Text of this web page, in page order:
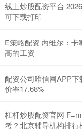
线上炒股配资平台
可下载打印
E策略配资 内维尔：
高的工资
配资公司唯信网APP下
价率17.68%
杠杆炒股配资官网
考？北京辅导机构排行